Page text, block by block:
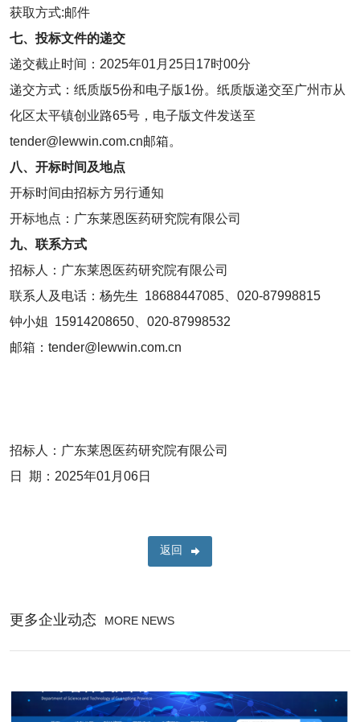
获取方式:邮件
七、投标文件的递交
递交截止时间：2025年01月25日17时00分
递交方式：纸质版5份和电子版1份。纸质版递交至广州市从
化区太平镇创业路65号，电子版文件发送至
tender@lewwin.com.cn邮箱。
八、开标时间及地点
开标时间由招标方另行通知
开标地点：广东莱恩医药研究院有限公司
九、联系方式
招标人：广东莱恩医药研究院有限公司
联系人及电话：杨先生 18688447085、020-87998815
钟小姐 15914208650、020-87998532
邮箱：tender@lewwin.com.cn
招标人：广东莱恩医药研究院有限公司
日 期：2025年01月06日
返回
更多企业动态 MORE NEWS